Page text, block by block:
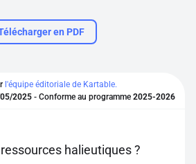
de 10 contenus offerts.
en PDF
l'équipe éditoriale de Kartable.
2025 - Conforme au programme 2025-2026
halieutiques ?